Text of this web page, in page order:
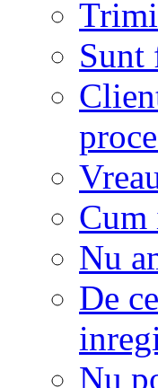
Sunt
Cum
Nu
De
Nu